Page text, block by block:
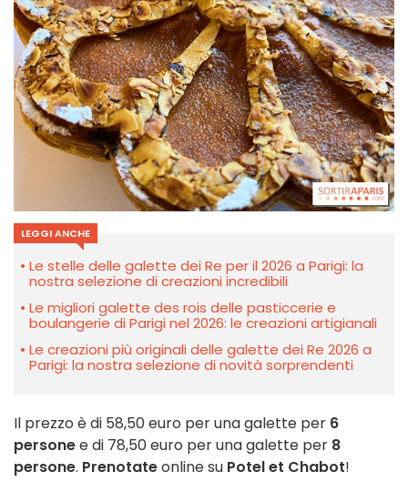
LEGGI ANCHE
Le stelle delle galette dei Re per il 2026 a Parigi: la
nostra selezione di creazioni incredibili
Le migliori galette des rois delle pasticcerie e
boulangerie di Parigi nel 2026: le creazioni artigianali
Le creazioni più originali delle galette dei Re 2026 a
Parigi: la nostra selezione di novità sorprendenti
Il prezzo è di 58,50 euro per una galette per 6
personee di 78,50 euro per una galette per 8
persone. Prenotateonline su Potel et Chabot!